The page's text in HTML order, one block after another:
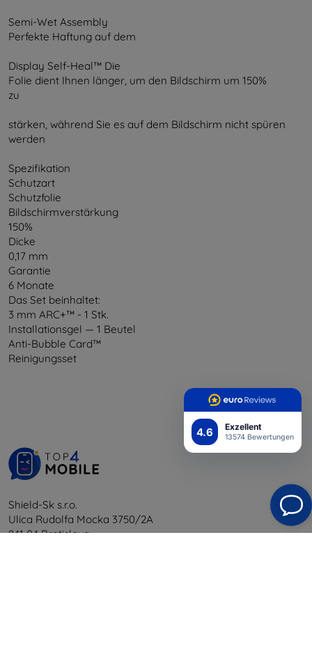
4.6 Exzellent
13574 Bewertungen
Semi-Wet Assembly
Perfekte Haftung auf dem
Display Self-Heal™ Die
Folie dient Ihnen länger, um den Bildschirm um 150%
zu
stärken, während Sie es auf dem Bildschirm nicht spüren
werden
Spezifikation
Schutzart
Schutzfolie
Bildschirmverstärkung
150%
Dicke
0,17 mm
Garantie
6 Monate
Das Set beinhaltet:
3 mm ARC+™ - 1 Stk.
Installationsgel — 1 Beutel
Anti-Bubble Card™
Reinigungsset
Shield-Sk s.r.o.
Ulica Rudolfa Mocka 3750/2A
841 04 Bratislava